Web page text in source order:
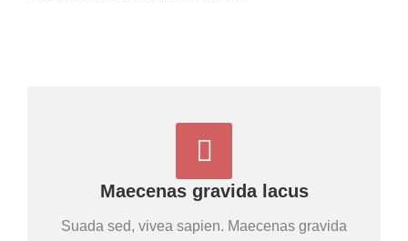
Maecenas gravida lacus
Suada sed, vivea sapien. Maecenas gravida